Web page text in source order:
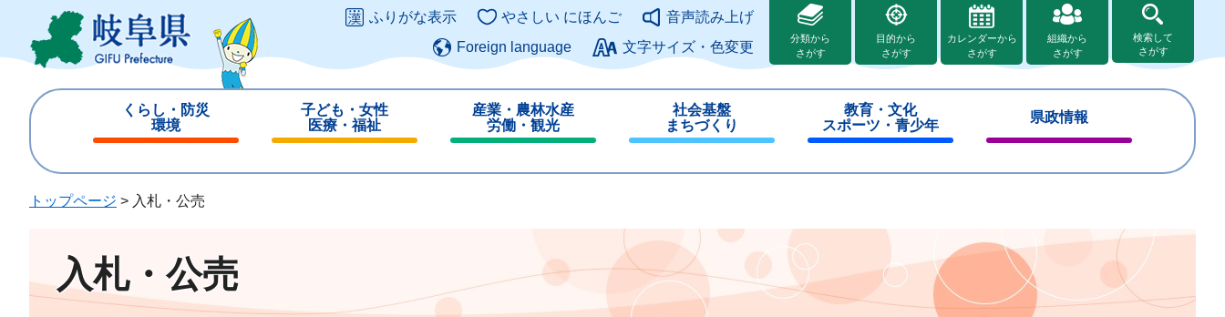
ジ
ュ
このページの本文へ
ふりがな表示 やさしい にほんご
音声読み上げ
Foreign language
文字サイズ・色変更
分類から
さがす
目的から
さがす
カレンダーから
さがす
組織から
さがす
検索して
さがす
くらし・防災
環境
じ
子ども・女性
医療・福祉
じ
産業・農林水産
労働・観光
じ
社会基盤
まちづくり
じ
教育・文化
スポーツ・青少年
じ
県政情報
じ
トップページ > 入札・公売
入札・公売